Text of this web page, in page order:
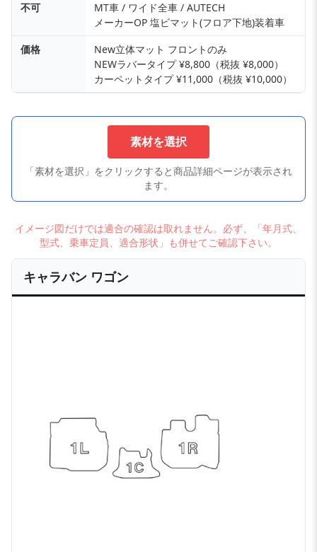
不可
MT車 / ワイド全車 / AUTECH
メーカーOP 塩ビマット(フロア下地)装着車
価格
New立体マット フロントのみ
NEWラバータイプ ¥8,800（税抜 ¥8,000）
カーペットタイプ ¥11,000（税抜 ¥10,000）
素材を選択
「素材を選択」をクリックすると商品詳細ページが表示され
ます。
イメージ図だけでは適合の確認は取れません。必ず、「年月式、
型式、乗車定員、適合形状」も併せてご確認下さい。
キャラバン ワゴン